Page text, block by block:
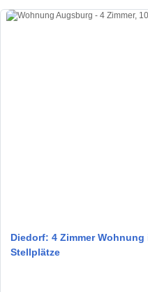
Diedorf: 4 Zimmer
Stellplätze